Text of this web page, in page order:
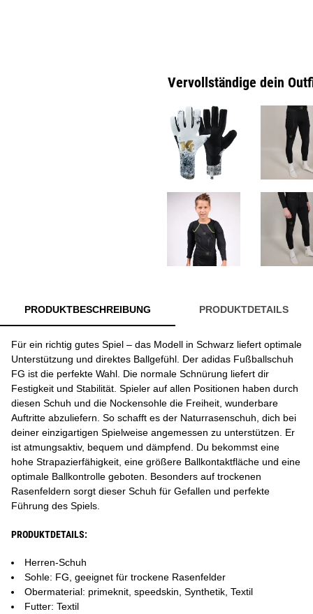
Vervollständige dein
PRODUKTBESCHREIBUNG PRODUKTDETAILS
Für ein richtig gutes Spiel – das Modell in Schwarz liefert optimale
Unterstützung und direktes Ballgefühl. Der adidas Fußballschuh
FG ist die perfekte Wahl. Die normale Schnürung liefert dir
Festigkeit und Stabilität. Spieler auf allen Positionen haben durch
diesen Schuh und die Nockensohle die Freiheit, wunderbare
Auftritte abzuliefern. So schafft es der Naturrasenschuh, dich bei
deiner einzigartigen Spielweise angemessen zu unterstützen. Er
ist atmungsaktiv, bequem und dämpfend. Du bekommst eine
hohe Strapazierfähigkeit, eine größere Ballkontaktfläche und eine
optimale Ballkontrolle geboten. Besonders auf trockenen
Rasenfeldern sorgt dieser Schuh für Gefallen und perfekte
Führung des Spiels.
PRODUKTDETAILS:
Herren-Schuh
Sohle: FG, geeignet für trockene Rasenfelder
Obermaterial: primeknit, speedskin, Synthetik, Textil
Futter: Textil